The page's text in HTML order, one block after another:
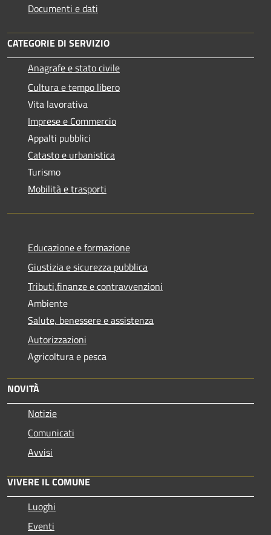
Documenti e dati
CATEGORIE DI SERVIZIO
Anagrafe e stato civile
Cultura e tempo libero
Vita lavorativa
Imprese e Commercio
Appalti pubblici
Catasto e urbanistica
Turismo
Mobilità e trasporti
Educazione e formazione
Giustizia e sicurezza pubblica
Tributi,finanze e contravvenzioni
Ambiente
Salute, benessere e assistenza
Autorizzazioni
Agricoltura e pesca
NOVITÀ
Notizie
Comunicati
Avvisi
VIVERE IL COMUNE
Luoghi
Eventi